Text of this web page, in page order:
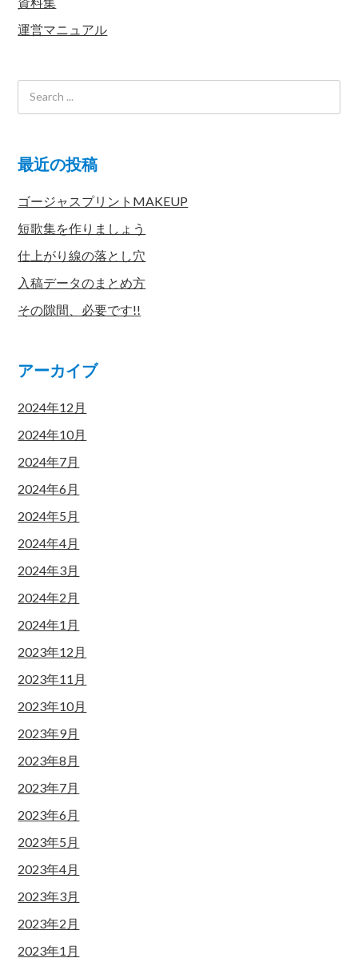
運営マニュアル
最近の投稿
ゴージャスプリントMAKEUP
短歌集を作りましょう
仕上がり線の落とし穴
入稿データのまとめ方
その隙間、必要です!!
アーカイブ
2024年12月
2024年10月
2024年7月
2024年6月
2024年5月
2024年4月
2024年3月
2024年2月
2024年1月
2023年12月
2023年11月
2023年10月
2023年9月
2023年8月
2023年7月
2023年6月
2023年5月
2023年4月
2023年3月
2023年2月
2023年1月